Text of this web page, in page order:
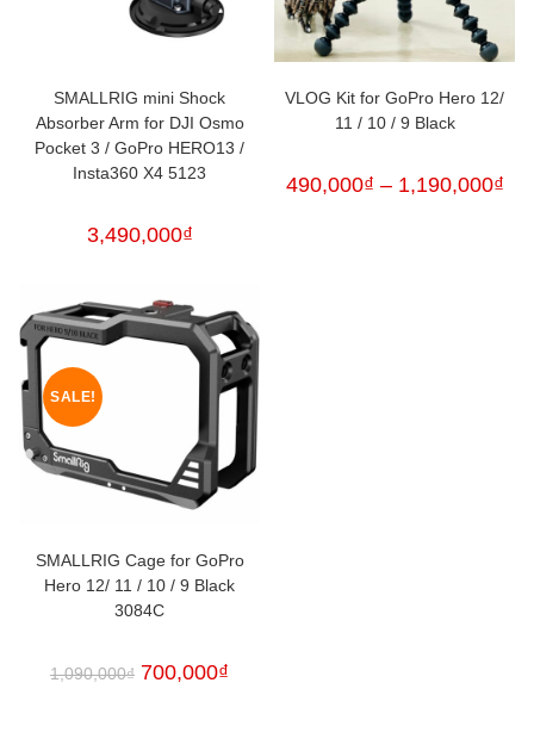
SMALLRIG mini Shock
Absorber Arm for DJI Osmo
Pocket 3 / GoPro HERO13 /
Insta360 X4 5123
3,490,000₫
VLOG Kit for GoPro Hero 12/
11 / 10 / 9 Black
490,000₫ – 1,190,000₫
SALE!
SMALLRIG Cage for GoPro
Hero 12/ 11 / 10 / 9 Black
3084C
1,090,000₫ 700,000₫